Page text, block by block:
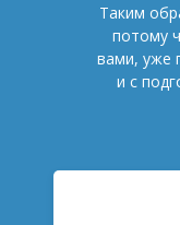
Таким
потому
вами, уже
и с